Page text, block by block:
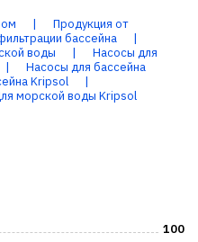
|
Продукция от
бассейна
|
воды |
Насосы для
|
Насосы для бассейна
Kripsol
|
морской воды Kripsol
100